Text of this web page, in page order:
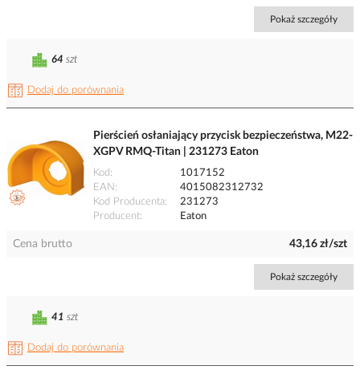
Pokaż szczegóły
Dodaj do porównania
64 szt
Pierścień osłaniający przycisk bezpieczeństwa, M22-
XGPV RMQ-Titan | 231273 Eaton
Kod
1017152
EAN
4015082312732
Kod Producenta
231273
Producent
Eaton
Cena brutto 43,16 zł/szt
Pokaż szczegóły
Dodaj do porównania
41 szt